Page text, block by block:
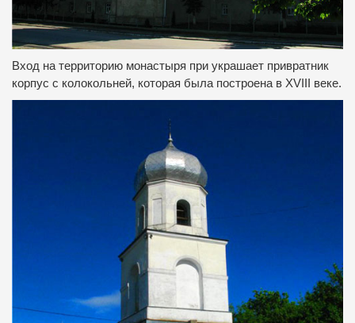
Вход на территорию монастыря при украшает привратник
корпус с колокольней, которая была построена в XVIII веке.